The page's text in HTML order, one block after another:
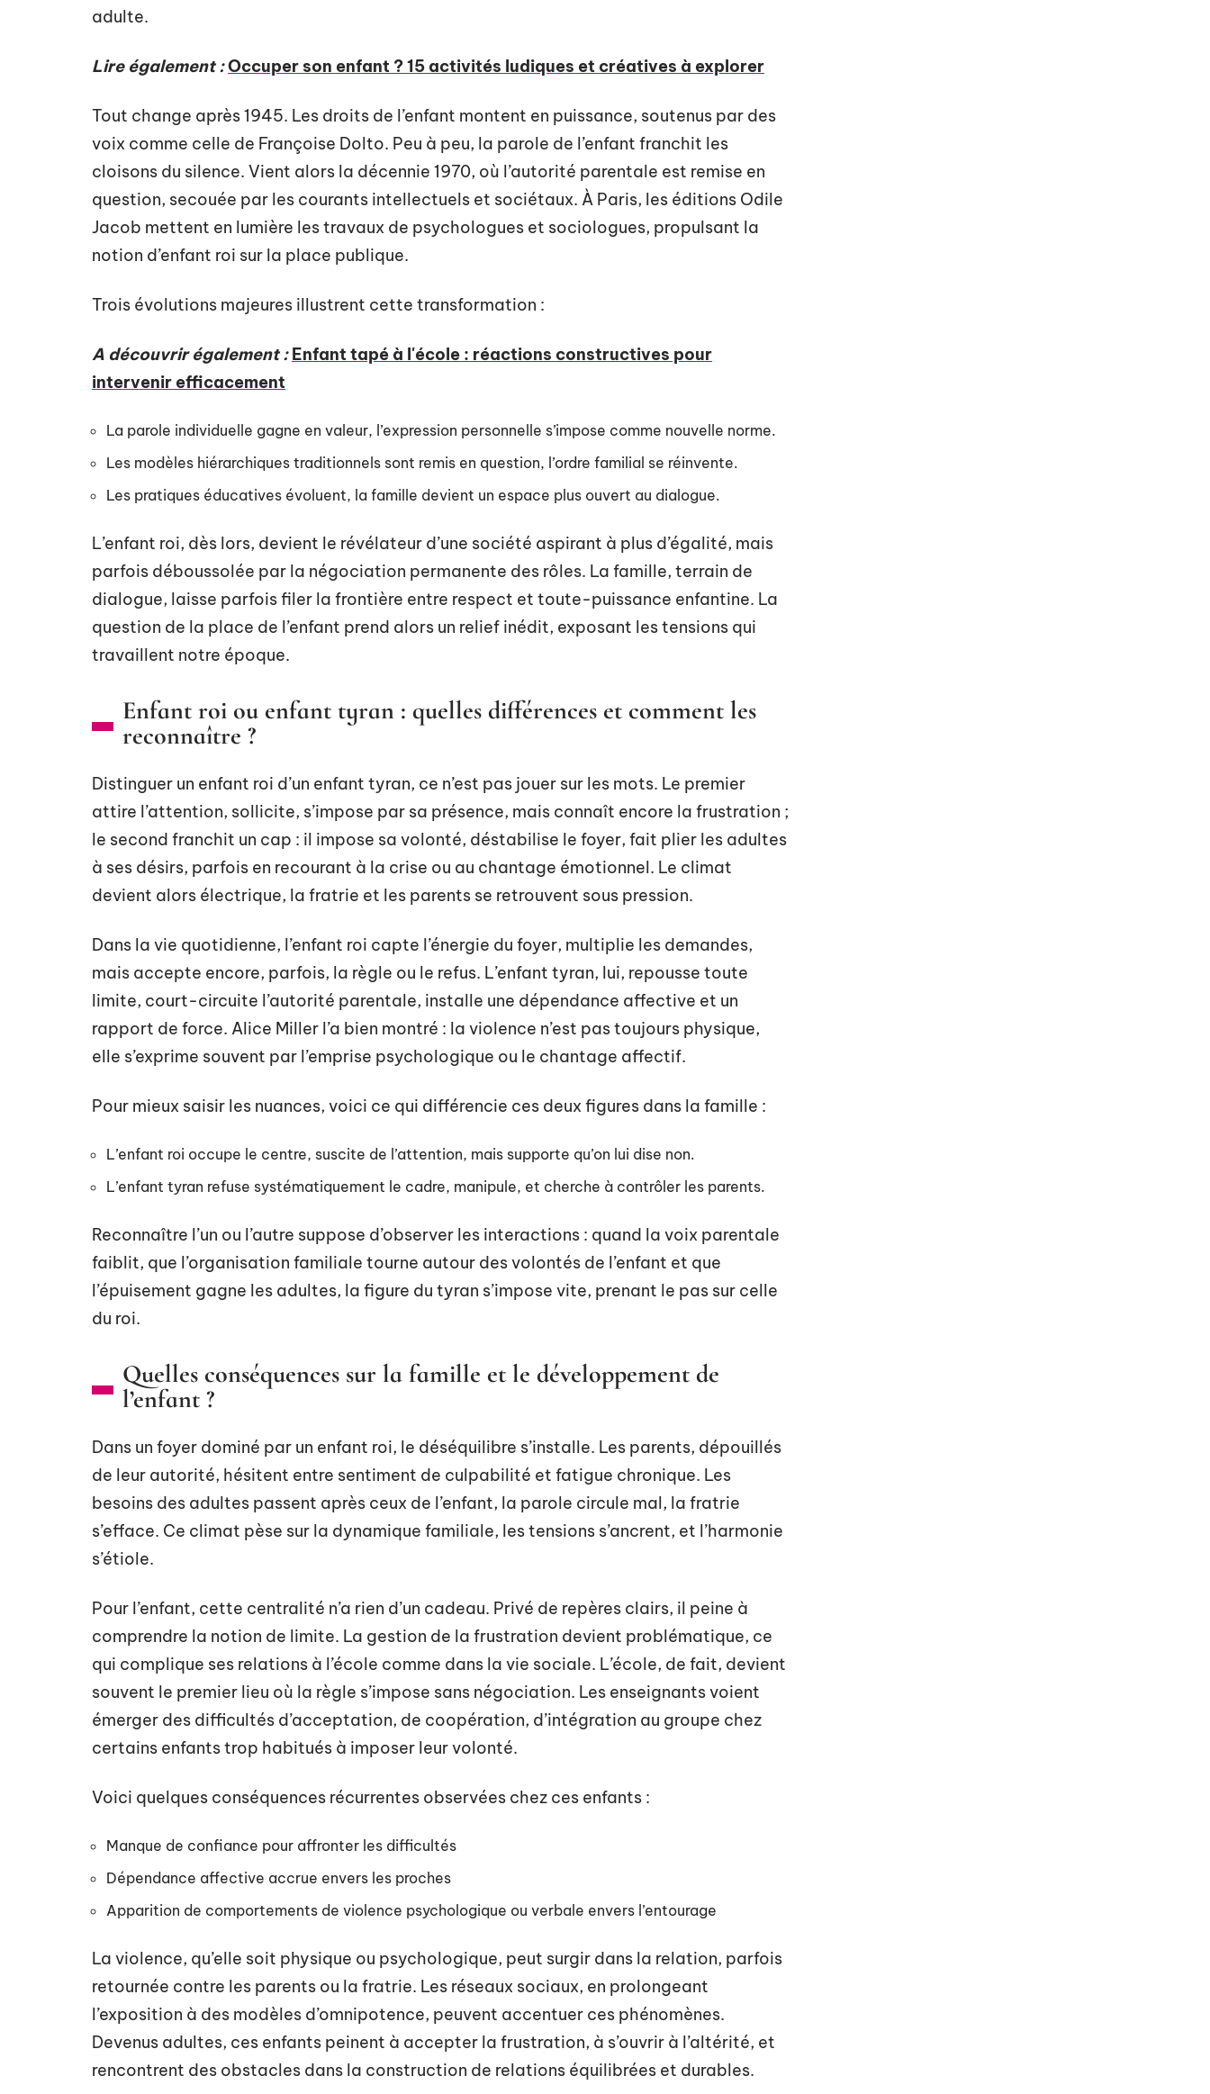
adulte.
Lire également :Occuper son enfant ? 15 activités ludiques et créatives à explorer
Tout change après 1945. Les droits de l’enfant montent en puissance, soutenus par des
voix comme celle de Françoise Dolto. Peu à peu, la parole de l’enfant franchit les
cloisons du silence. Vient alors la décennie 1970, où l’autorité parentale est remise en
question, secouée par les courants intellectuels et sociétaux. À Paris, les éditions Odile
Jacob mettent en lumière les travaux de psychologues et sociologues, propulsant la
notion d’enfant roi sur la place publique.
Trois évolutions majeures illustrent cette transformation :
A découvrir également : Enfant tapé à l'école : réactions constructives pour
intervenir efficacement
La parole individuelle gagne en valeur, l’expression personnelle s’impose comme nouvelle norme.
Les modèles hiérarchiques traditionnels sont remis en question, l’ordre familial se réinvente.
Les pratiques éducatives évoluent, la famille devient un espace plus ouvert au dialogue.
L’enfant roi, dès lors, devient le révélateur d’une société aspirant à plus d’égalité, mais
parfois déboussolée par la négociation permanente des rôles. La famille, terrain de
dialogue, laisse parfois filer la frontière entre respect et toute-puissance enfantine. La
question de la place de l’enfant prend alors un relief inédit, exposant les tensions qui
travaillent notre époque.
Enfant roi ou enfant tyran : quelles différences et comment les
reconnaître ?
Distinguer un enfant roi d’un enfant tyran, ce n’est pas jouer sur les mots. Le premier
attire l’attention, sollicite, s’impose par sa présence, mais connaît encore la frustration ;
le second franchit un cap : il impose sa volonté, déstabilise le foyer, fait plier les adultes
à ses désirs, parfois en recourant à la crise ou au chantage émotionnel. Le climat
devient alors électrique, la fratrie et les parents se retrouvent sous pression.
Dans la vie quotidienne, l’enfant roi capte l’énergie du foyer, multiplie les demandes,
mais accepte encore, parfois, la règle ou le refus. L’enfant tyran, lui, repousse toute
limite, court-circuite l’autorité parentale, installe une dépendance affective et un
rapport de force. Alice Miller l’a bien montré : la violence n’est pas toujours physique,
elle s’exprime souvent par l’emprise psychologique ou le chantage affectif.
Pour mieux saisir les nuances, voici ce qui différencie ces deux figures dans la famille :
L’enfant roi occupe le centre, suscite de l’attention, mais supporte qu’on lui dise non.
L’enfant tyran refuse systématiquement le cadre, manipule, et cherche à contrôler les parents.
Reconnaître l’un ou l’autre suppose d’observer les interactions : quand la voix parentale
faiblit, que l’organisation familiale tourne autour des volontés de l’enfant et que
l’épuisement gagne les adultes, la figure du tyran s’impose vite, prenant le pas sur celle
du roi.
Quelles conséquences sur la famille et le développement de
l’enfant ?
Dans un foyer dominé par un enfant roi, le déséquilibre s’installe. Les parents, dépouillés
de leur autorité, hésitent entre sentiment de culpabilité et fatigue chronique. Les
besoins des adultes passent après ceux de l’enfant, la parole circule mal, la fratrie
s’efface. Ce climat pèse sur la dynamique familiale, les tensions s’ancrent, et l’harmonie
s’étiole.
Pour l’enfant, cette centralité n’a rien d’un cadeau. Privé de repères clairs, il peine à
comprendre la notion de limite. La gestion de la frustration devient problématique, ce
qui complique ses relations à l’école comme dans la vie sociale. L’école, de fait, devient
souvent le premier lieu où la règle s’impose sans négociation. Les enseignants voient
émerger des difficultés d’acceptation, de coopération, d’intégration au groupe chez
certains enfants trop habitués à imposer leur volonté.
Voici quelques conséquences récurrentes observées chez ces enfants :
Manque de confiance pour affronter les difficultés
Dépendance affective accrue envers les proches
Apparition de comportements de violence psychologique ou verbale envers l’entourage
La violence, qu’elle soit physique ou psychologique, peut surgir dans la relation, parfois
retournée contre les parents ou la fratrie. Les réseaux sociaux, en prolongeant
l’exposition à des modèles d’omnipotence, peuvent accentuer ces phénomènes.
Devenus adultes, ces enfants peinent à accepter la frustration, à s’ouvrir à l’altérité, et
rencontrent des obstacles dans la construction de relations équilibrées et durables.